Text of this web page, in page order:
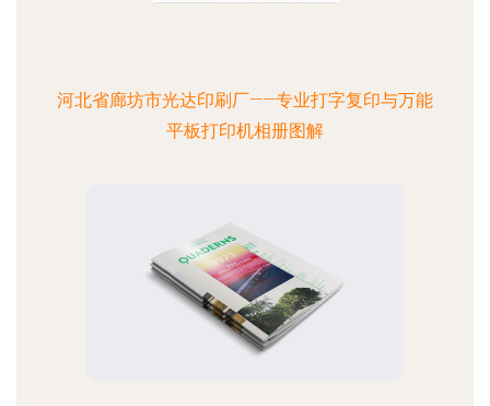
河北省廊坊市光达印刷厂——专业打字复印与万能
平板打印机相册图解